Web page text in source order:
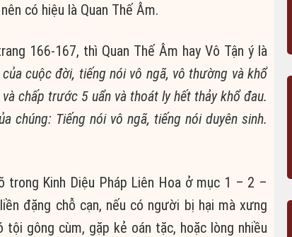
có hiệu là Quan Thế Âm.
166-167, thì Quan Thế Âm hay Vô Tận ý là
cuộc đời, tiếng nói vô ngã, vô thường và khổ
chấp trước 5 uẩn và thoát ly hết thảy khổ đau.
chúng: Tiếng nói vô ngã, tiếng nói duyên sinh.
trong Kinh Diệu Pháp Liên Hoa ở mục 1 – 2 –
đặng chỗ cạn, nếu có người bị hại mà xưng
gông cùm, gặp kẻ oán tặc, hoặc lòng nhiều